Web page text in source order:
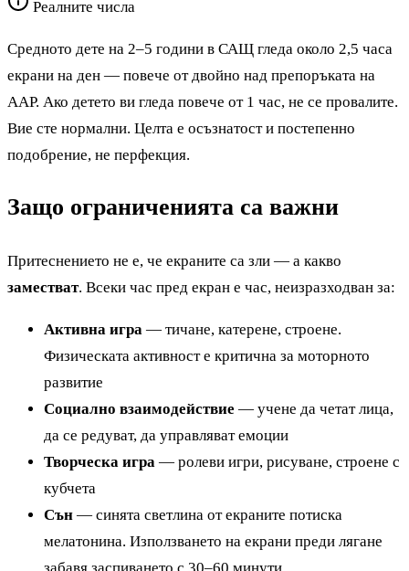
Реалните числа
Средното дете на 2–5 години в САЩ гледа около 2,5 часа
екрани на ден — повече от двойно над препоръката на
AAP. Ако детето ви гледа повече от 1 час, не се провалите.
Вие сте нормални. Целта е осъзнатост и постепенно
подобрение, не перфекция.
Защо ограниченията са важни
Притеснението не е, че екраните са зли — а какво
заместват. Всеки час пред екран е час, неизразходван за:
Активна игра — тичане, катерене, строене.
Физическата активност е критична за моторното
развитие
Социално взаимодействие — учене да четат лица,
да се редуват, да управляват емоции
Творческа игра — ролеви игри, рисуване, строене с
кубчета
Сън — синята светлина от екраните потиска
мелатонина. Използването на екрани преди лягане
забавя заспиването с 30–60 минути